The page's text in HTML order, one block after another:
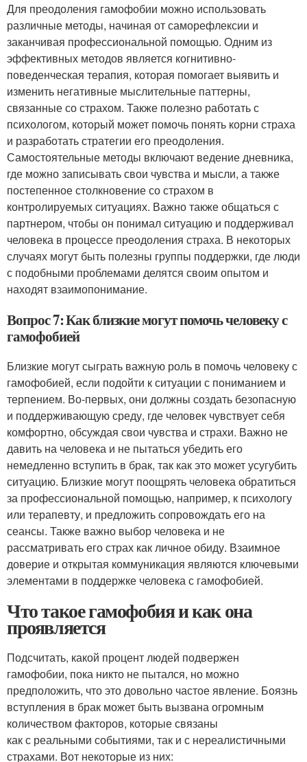
Для преодоления гамофобии можно использовать
различные методы, начиная от саморефлексии и
заканчивая профессиональной помощью. Одним из
эффективных методов является когнитивно-
поведенческая терапия, которая помогает выявить и
изменить негативные мыслительные паттерны,
связанные со страхом. Также полезно работать с
психологом, который может помочь понять корни страха
и разработать стратегии его преодоления.
Самостоятельные методы включают ведение дневника,
где можно записывать свои чувства и мысли, а также
постепенное столкновение со страхом в
контролируемых ситуациях. Важно также общаться с
партнером, чтобы он понимал ситуацию и поддерживал
человека в процессе преодоления страха. В некоторых
случаях могут быть полезны группы поддержки, где люди
с подобными проблемами делятся своим опытом и
находят взаимопонимание.
Вопрос 7: Как близкие могут помочь человеку с
гамофобией
Близкие могут сыграть важную роль в помочь человеку с
гамофобией, если подойти к ситуации с пониманием и
терпением. Во-первых, они должны создать безопасную
и поддерживающую среду, где человек чувствует себя
комфортно, обсуждая свои чувства и страхи. Важно не
давить на человека и не пытаться убедить его
немедленно вступить в брак, так как это может усугубить
ситуацию. Близкие могут поощрять человека обратиться
за профессиональной помощью, например, к психологу
или терапевту, и предложить сопровождать его на
сеансы. Также важно выбор человека и не
рассматривать его страх как личное обиду. Взаимное
доверие и открытая коммуникация являются ключевыми
элементами в поддержке человека с гамофобией.
Что такое гамофобия и как она
проявляется
Подсчитать, какой процент людей подвержен
гамофобии, пока никто не пытался, но можно
предположить, что это довольно частое явление. Боязнь
вступления в брак может быть вызвана огромным
количеством факторов, которые связаны
как с реальными событиями, так и с нереалистичными
страхами. Вот некоторые из них: